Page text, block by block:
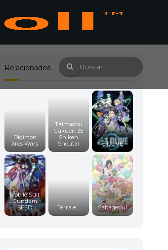
Relacionados
Digimon
Xros Wars
Taimadou
Gakuen 35
Shiken
Shoutai
ēlDLIVE
Mobile Suit
Gundam
SEED
Terra e… Sabagebu!